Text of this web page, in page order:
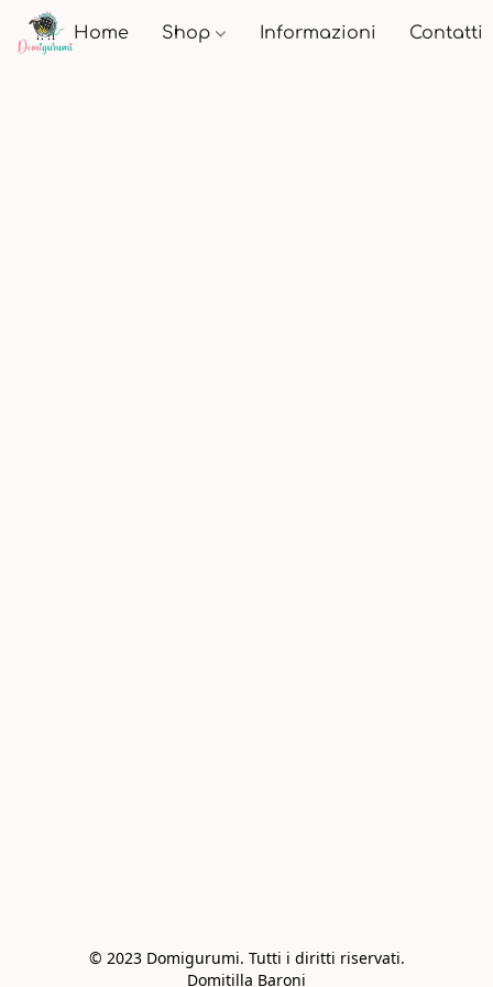
Home Shop Informazioni Contatti
© 2023 Domigurumi. Tutti i diritti riservati.
Domitilla Baroni